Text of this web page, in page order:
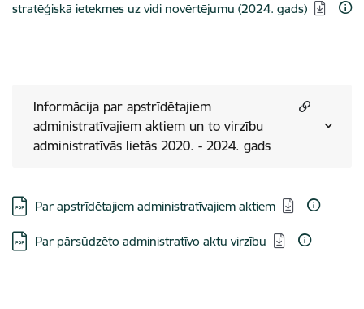
stratēģiskā ietekmes uz vidi novērtējumu (2024. gads)
Informācija par apstrīdētajiem
administratīvajiem aktiem un to virzību
administratīvās lietās 2020. - 2024. gads
Lejupielādēt:
Par apstrīdētajiem administratīvajiem aktiem
Lejupielādēt:
Par pārsūdzēto administratīvo aktu virzību